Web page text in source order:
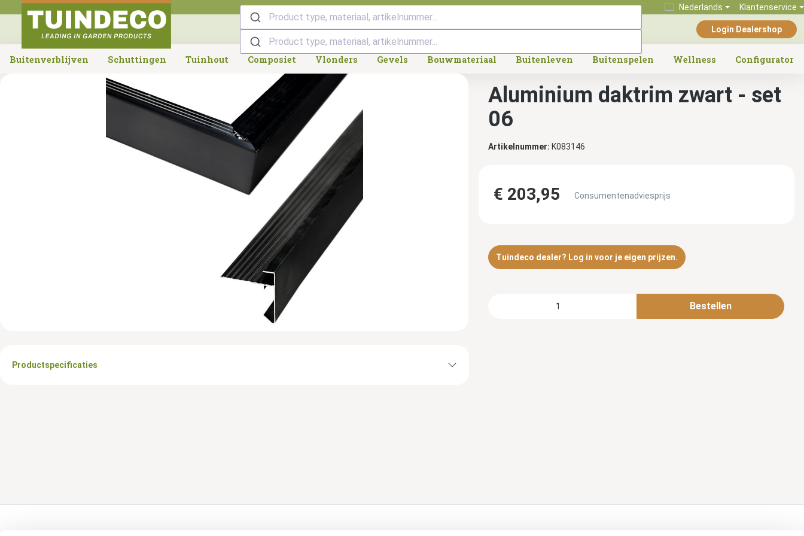
search Skip to main navigation
Nederlands Klantenservice
Product type, materiaal, artikelnummer...
Login Dealershop
Buitenverblijven Schuttingen Tuinhout Composiet Vlonders Gevels Bouwmateriaal Buitenleven Buitenspelen Wellness Configurator
Productspecificaties
Aluminium daktrim zwart - set
06
Artikelnummer: K083146
€ 203,95 Consumentenadviesprijs
Tuindeco dealer? Log in voor je eigen prijzen.
Bestellen